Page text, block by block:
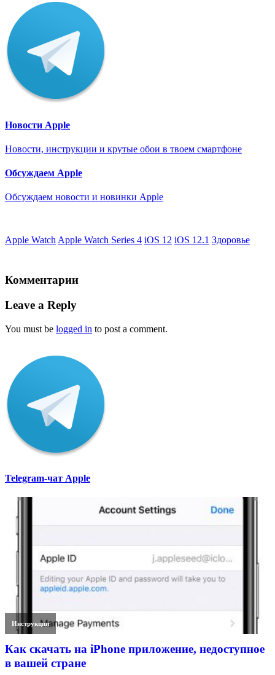
Новости Apple
Новости, инструкции и крутые обои в твоем смартфоне
Обсуждаем Apple
Обсуждаем новости и новинки Apple
Apple WatchApple Watch Series 4 iOS 12 iOS 12.1 Здоровье
Комментарии
Leave a Reply
You must be logged in to post a comment.
Telegram-чат Apple
Инструкции
Как скачать на iPhone приложение, недоступное
в вашей стране